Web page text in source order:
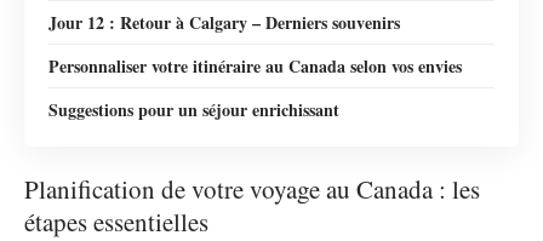
Jour 12 : Retour à Calgary – Derniers souvenirs
Personnaliser votre itinéraire au Canada selon vos envies
Suggestions pour un séjour enrichissant
Planification de votre voyage au Canada : les
étapes essentielles